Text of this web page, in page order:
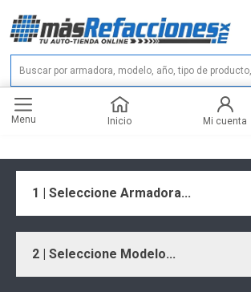
Menu Inicio Mi cuenta
1 | Seleccione Armadora...
2 | Seleccione Modelo...